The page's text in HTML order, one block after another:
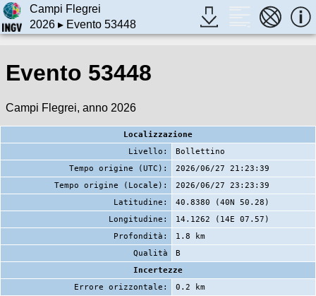
Campi Flegrei
2026▸ Evento 53448
Evento 53448
Campi Flegrei, anno 2026
Localizzazione
Livello:
Bollettino
Tempo origine (UTC):
2026/06/27 21:23:39
Tempo origine (Locale):
2026/06/27 23:23:39
Latitudine:
40.8380 (40N 50.28)
Longitudine:
14.1262 (14E 07.57)
Profondità:
1.8 km
Qualità
B
Incertezze
Errore orizzontale:
0.2 km